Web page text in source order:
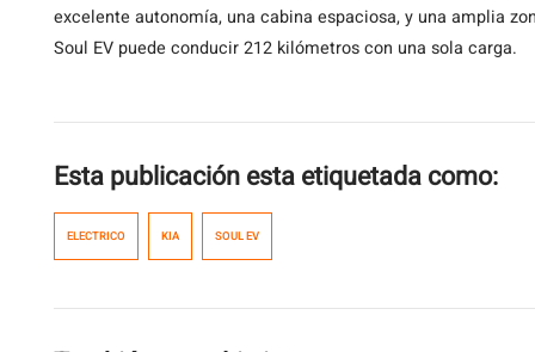
excelente autonomía, una cabina espaciosa, y una amplia
Soul EV puede conducir 212 kilómetros con una sola carga.
Esta publicación esta etiquetada como:
ELECTRICO KIA SOUL EV